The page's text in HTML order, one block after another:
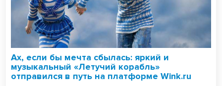
Ах, если бы мечта сбылась: яркий и
музыкальный «Летучий корабль»
отправился в путь на платформе Wink.ru